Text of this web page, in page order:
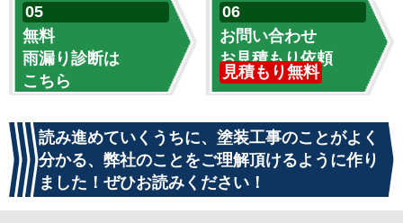
無料
雨漏り診断は
こちら
お問い合わせ
お見積もり依頼
見積もり無料
読み進めていくうちに、塗装工事のことがよく
分かる、弊社のことをご理解頂けるように作り
ました！ぜひお読みください！